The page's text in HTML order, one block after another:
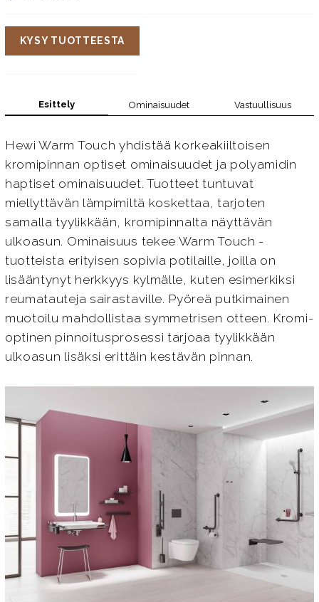
KYSY TUOTTEESTA
Esittely Ominaisuudet Vastuullisuus
Hewi Warm Touch yhdistää korkeakiiltoisen
kromipinnan optiset ominaisuudet ja polyamidin
haptiset ominaisuudet. Tuotteet tuntuvat
miellyttävän lämpimiltä koskettaa, tarjoten
samalla tyylikkään, kromipinnalta näyttävän
ulkoasun. Ominaisuus tekee Warm Touch -
tuotteista erityisen sopivia potilaille, joilla on
lisääntynyt herkkyys kylmälle, kuten esimerkiksi
reumatauteja sairastaville. Pyöreä putkimainen
muotoilu mahdollistaa symmetrisen otteen. Kromi-
optinen pinnoitusprosessi tarjoaa tyylikkään
ulkoasun lisäksi erittäin kestävän pinnan.